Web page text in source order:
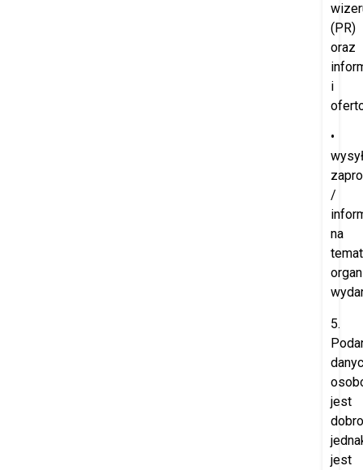
(PR)
oraz
i
•
/
na
temat
5.
jest
jest